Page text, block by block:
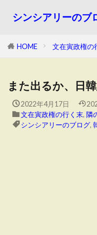
シンシアリーのブ
HOME 文在寅政権の
また出るか、日
2022年4月17日
文在寅政権の行く末, 隣
シンシアリーのブログ,